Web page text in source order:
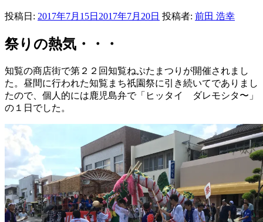
投稿日: 2017年7月15日 2017年7月20日 投稿者: 前田 浩幸
祭りの熱気・・・
知覧の商店街で第２２回知覧ねぷたまつりが開催されまし
た。昼間に行われた知覧まち祇園祭に引き続いてでありまし
たので、個人的には鹿児島弁で「ヒッタイ ダレモシタ〜」
の１日でした。